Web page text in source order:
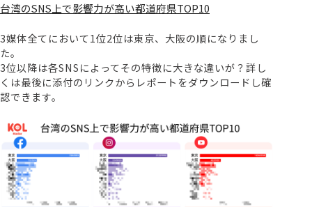
台湾のSNS上で影響力が高い都道府県TOP10
3媒体全てにおいて1位2位は東京、大阪の順になりまし
た。
3位以降は各SNSによってその特徴に大きな違いが？詳し
くは最後に添付のリンクからレポートをダウンロードし確
認できます。